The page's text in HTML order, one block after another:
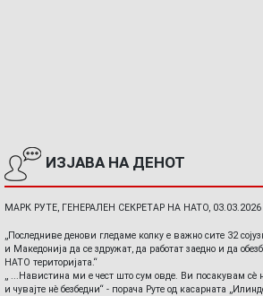
ИЗЈАВА НА ДЕНОТ
МАРК РУТЕ, ГЕНЕРАЛЕН СЕКРЕТАР НА НАТО, 03.03.2026
„Последниве денови гледаме колку е важно сите 32
и Македонија да се здружат, да работат заедно и да
НАТО територијата.“
„ ...Навистина ми е чест што сум овде. Ви посакувам сè
и чувајте нè безбедни“ - порача Руте од касарната